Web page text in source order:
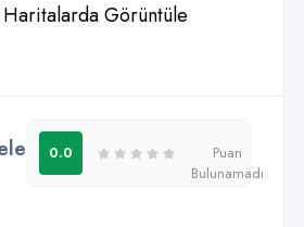
Görüntüle
- Yorumlar0
0.0
Puan
Bulunamadı